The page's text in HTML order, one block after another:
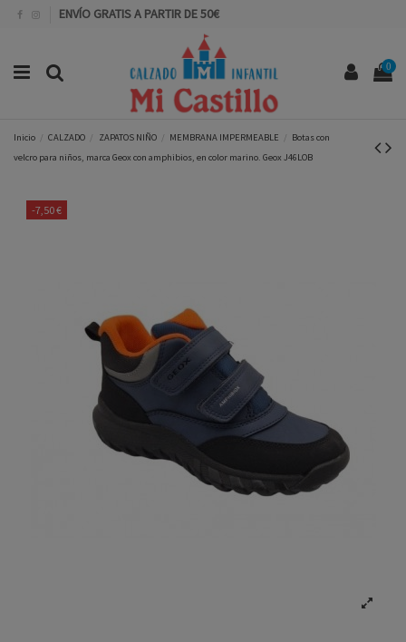
ENVÍO GRATIS A PARTIR DE 50€
0
Inicio CALZADO ZAPATOS NIÑO MEMBRANA IMPERMEABLE
Botas con
velcro para niños, marca Geox con amphibios, en color marino. Geox J46LOB
-7,50 €